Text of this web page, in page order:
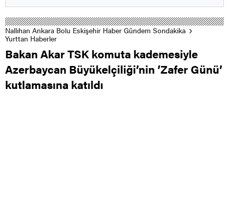
Nallıhan Ankara Bolu Eskişehir Haber Gündem Sondakika
Yurttan Haberler
Bakan Akar TSK komuta kademesiyle
Azerbaycan Büyükelçiliği’nin ’Zafer Günü’
kutlamasına katıldı